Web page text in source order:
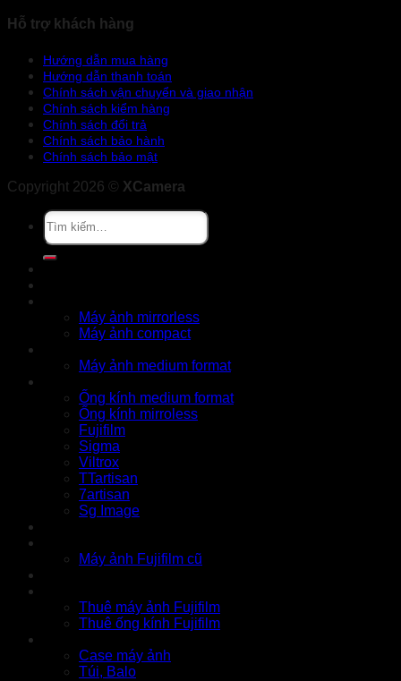
Hỗ trợ khách hàng
Hướng dẫn mua hàng
Hướng dẫn thanh toán
Chính sách vận chuyển và giao nhận
Chính sách kiểm hàng
Chính sách đổi trả
Chính sách bảo hành
Chính sách bảo mật
Copyright 2026 © XCamera
Tìm
kiếm:
Máy ảnh mirrorless
Máy ảnh compact
Máy ảnh medium format
Ống kính medium format
Ống kính mirroless
Fujifilm
Sigma
Viltrox
TTartisan
7artisan
Sg Image
Máy ảnh Fujifilm cũ
Thuê máy ảnh Fujifilm
Thuê ống kính Fujifilm
Case máy ảnh
Túi, Balo